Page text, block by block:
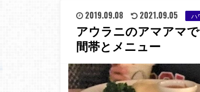
2019.09.08 2021.09.05 ハ
アウラニのアマアマ
間帯とメニュー